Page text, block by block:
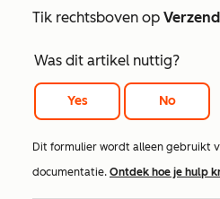
Tik rechtsboven op
Was dit artikel nuttig?
Yes No
Dit formulier wordt alleen gebruikt
documentatie. Ontdek hoe je hulp